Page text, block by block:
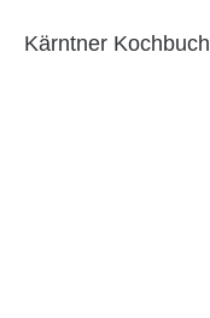
Kärntner Kochbuch